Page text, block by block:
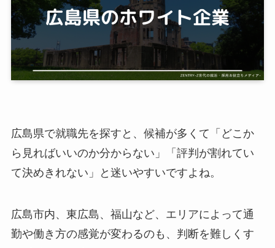
広島県で就職先を探すと、候補が多くて「どこか
ら見ればいいのか分からない」「評判が割れてい
て決めきれない」と迷いやすいですよね。
広島市内、東広島、福山など、エリアによって通
勤や働き方の感覚が変わるのも、判断を難しくす